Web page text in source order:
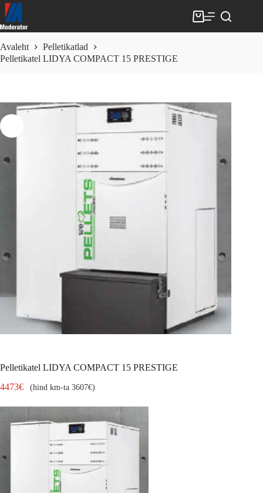
Skip
to
content
Shopping
cart
Avaleht
Pelletikatlad
Pelletikatel LIDYA COMPACT 15 PRESTIGE
Pelletikatel LIDYA COMPACT 15 PRESTIGE
4473€ (hind km-ta 3607€)